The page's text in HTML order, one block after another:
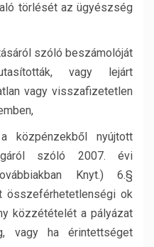
törlését az ügyészség
szóló beszámolóját
vagy lejárt
vagy visszafizetetlen
közpénzekből nyújtott
szóló 2007. évi
Knyt.) 6.§
ok
közzétételét a pályázat
vagy ha érintettséget